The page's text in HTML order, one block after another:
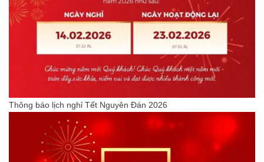
Thông báo lịch nghỉ Tết Nguyên Đán 2026